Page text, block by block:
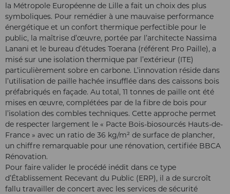
la Métropole Européenne de Lille a fait un choix des plus
symboliques. Pour remédier à une mauvaise performance
énergétique et un confort thermique perfectible pour le
public, la maîtrise d’œuvre, portée par l’architecte Nassima
Lanani et le bureau d’études Toerana (référent Pro Paille), a
misé sur une isolation thermique par l’extérieur (ITE)
particulièrement sobre en carbone. L’innovation réside dans
l’utilisation de paille hachée insufflée dans des caissons bois
préfabriqués en façade. Au total, 11 tonnes de paille ont été
mises en œuvre, complétées par de la fibre de bois pour
l’isolation des combles techniques. Cette approche permet
de respecter largement le « Pacte Bois-biosourcés Hauts-de-
France » avec un ratio de 36 kg/m² de surface de plancher,
un chiffre remarquable pour une rénovation, certifiée BBCA
Rénovation.
Pour faire valider le procédé inédit dans ce type
d’Établissement Recevant du Public (ERP), il a de surcroît
fallu travailler de concert avec les services de sécurité